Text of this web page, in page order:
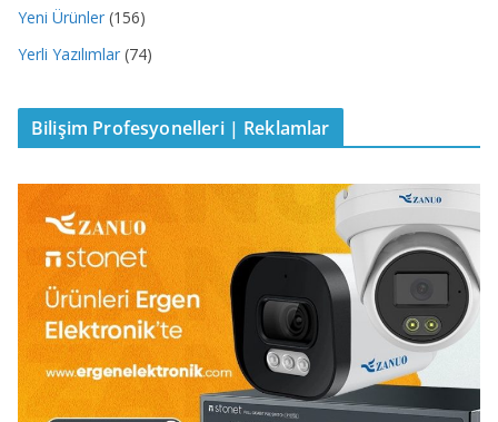
Yeni Ürünler (156)
Yerli Yazılımlar (74)
Bilişim Profesyonelleri | Reklamlar